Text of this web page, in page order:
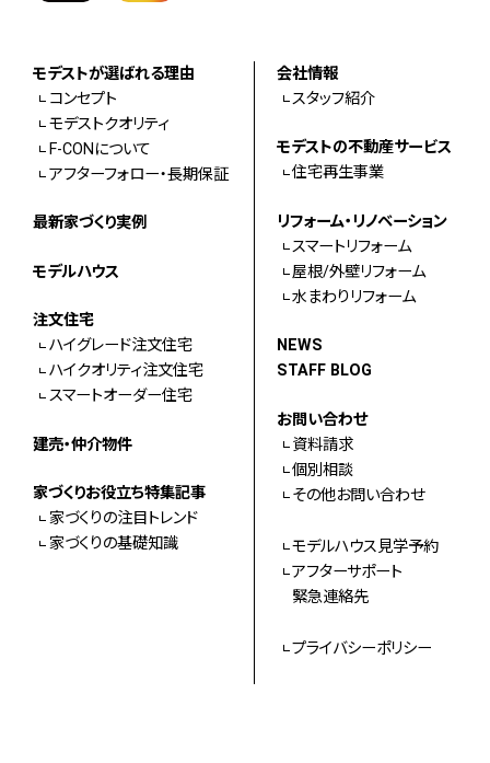
モデストが選ばれる理由
コンセプト
モデストクオリティ
F-CONについて
アフターフォロー・長期保証
最新家づくり実例
モデルハウス
注文住宅
ハイグレード注文住宅
ハイクオリティ注文住宅
スマートオーダー住宅
建売・仲介物件
家づくりお役立ち特集記事
家づくりの注目トレンド
家づくりの基礎知識
会社情報
スタッフ紹介
モデストの不動産サービス
住宅再生事業
リフォーム・リノベーション
スマートリフォーム
屋根/外壁リフォーム
水まわりリフォーム
NEWS
STAFF BLOG
お問い合わせ
資料請求
個別相談
その他お問い合わせ
モデルハウス見学予約
アフターサポート
緊急連絡先
プライバシーポリシー